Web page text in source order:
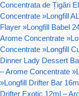
Concentrata de Țigări
Concentrate »Longfill
Flayer »Longfill Babel
Arome Concentrate »
Concentrate »Longfill
Dinner Lady Dessert
– Arome Concentrate »
»Longfill Drifter Bar
Drifter Exotic 12ml –